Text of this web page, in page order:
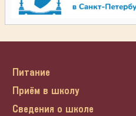
Питание
Приём в школу
Сведения о школе